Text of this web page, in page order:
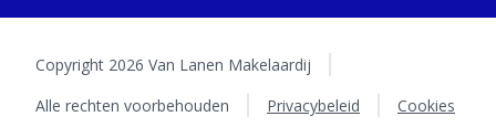
Copyright 2026 Van Lanen Makelaardij
Alle rechten voorbehouden
Privacybeleid Cookies